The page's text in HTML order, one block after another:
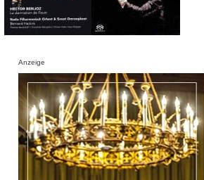
Anzeige